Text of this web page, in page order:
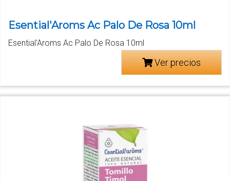
Esential'Aroms Ac Palo De Rosa 10ml
Esential'Aroms Ac Palo De Rosa 10ml
Ver precios